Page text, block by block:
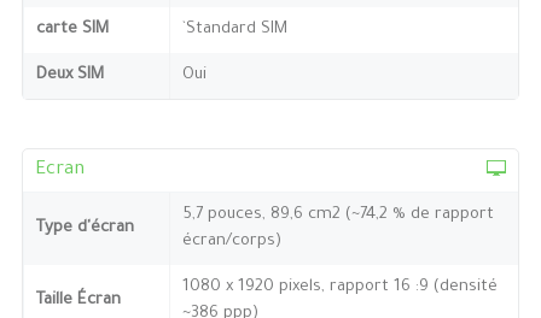
carte SIM `Standard SIM
Deux SIM Oui
Ecran
Type d'écran
5,7 pouces, 89,6 cm2 (~74,2 % de rapport
écran/corps)
Taille Écran
1080 x 1920 pixels, rapport 16 :9 (densité
~386 ppp)